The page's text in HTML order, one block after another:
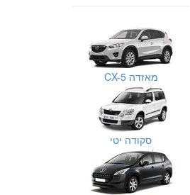
מאזדה CX-5
סקודה יטי